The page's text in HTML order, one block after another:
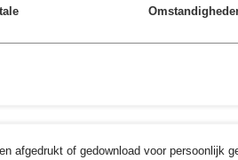
afgedrukt of gedownload voor persoonlijk